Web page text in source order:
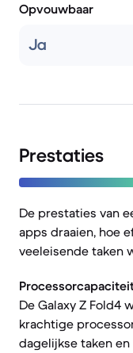
Opvouwbaar
Ja
Prestaties
De prestaties van
apps draaien, hoe
veeleisende taken
De Galaxy Z Fold4
krachtige
dagelijkse taken